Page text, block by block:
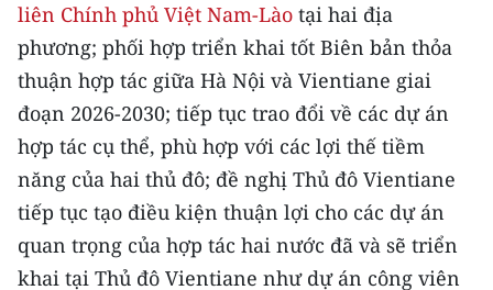
E-Magazine
Video
Media Chính trị
Media Kinh tế
Media Văn hóa
Media Xã hội
liên Chính phủ Việt Nam-Lào tại hai địa
phương; phối hợp triển khai tốt Biên bản thỏa
thuận hợp tác giữa Hà Nội và Vientiane giai
đoạn 2026-2030; tiếp tục trao đổi về các dự án
hợp tác cụ thể, phù hợp với các lợi thế tiềm
năng của hai thủ đô; đề nghị Thủ đô Vientiane
tiếp tục tạo điều kiện thuận lợi cho các dự án
quan trọng của hợp tác hai nước đã và sẽ triển
khai tại Thủ đô Vientiane như dự án công viên